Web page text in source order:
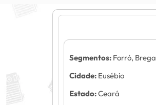
Segmentos: Forró, Brega
Cidade: Eusébio
Estado:Ceará